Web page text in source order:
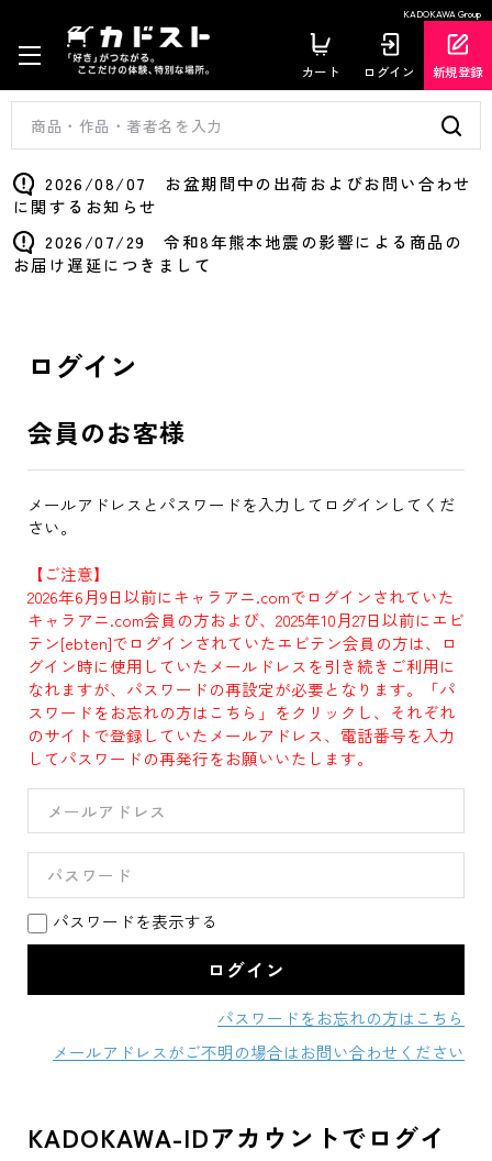
KADOKAWA Group
カート ログイン 新規登録
2026/08/07 お盆期間中の出荷およびお問い合わせ
に関するお知らせ
2026/07/29 令和8年熊本地震の影響による商品の
お届け遅延につきまして
ログイン
会員のお客様
メールアドレスとパスワードを入力してログインしてくだ
さい。
【ご注意】
2026年6月9日以前にキャラアニ.comでログインされていた
キャラアニ.com会員の方および、2025年10月27日以前にエビ
テン[ebten]でログインされていたエビテン会員の方は、ロ
グイン時に使用していたメールドレスを引き続きご利用に
なれますが、パスワードの再設定が必要となります。「パ
スワードをお忘れの方はこちら」をクリックし、それぞれ
のサイトで登録していたメールアドレス、電話番号を入力
してパスワードの再発行をお願いいたします。
パスワードを表示する
パスワードをお忘れの方はこちら
メールアドレスがご不明の場合はお問い合わせください
KADOKAWA-IDアカウントでログイ